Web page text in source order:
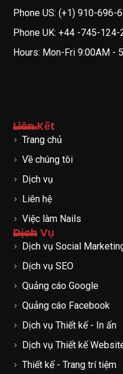
Liên Kết
Trang chủ
Về chúng tôi
Dịch vụ
Liên hệ
Việc làm Nails
Dịch Vụ
Dịch vụ Social
Dịch vụ SEO
Quảng cáo Google
Quảng cáo Facebook
Dịch vụ Thiết kế - In ấn
Dịch vụ Thiết kế
Thiết kế - Trang trí tiệm
Phone US: (+1) 910-696-
Phone UK: +44 -745-124-
Hours: Mon-Fri 9:00AM -